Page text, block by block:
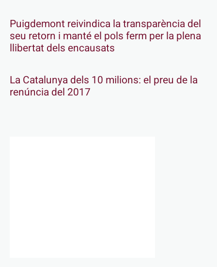
Puigdemont reivindica la transparència del
seu retorn i manté el pols ferm per la plena
llibertat dels encausats
La Catalunya dels 10 milions: el preu de la
renúncia del 2017